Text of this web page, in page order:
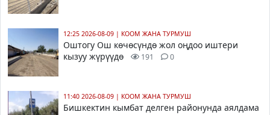
12:25 2026-08-09 | КООМ ЖАНА ТУРМУШ
Оштогу Ош көчөсүндө жол оңдоо иштери
кызуу жүрүүдө
191 0
11:40 2026-08-09 | КООМ ЖАНА ТУРМУШ
Бишкектин кымбат делген районунда аялдама